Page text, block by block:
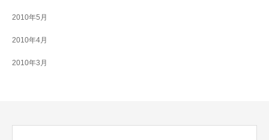
2010年5月
2010年4月
2010年3月